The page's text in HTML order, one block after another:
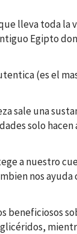
lleva toda
Egipto
(es el
sale una
solo
a nuestro
nos